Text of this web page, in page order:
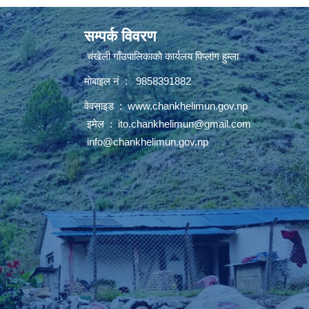
सम्पर्क विवरण
चंखेली गाँउपालिकाकाे कार्यलय पिप्लांग हुम्ला
माेबाइल नं : 9858391882
वेवसाइड :www.chankhelimun.gov.np
इमेल :ito.chankhelimun@gmail.com
info@chankhelimun.gov.np